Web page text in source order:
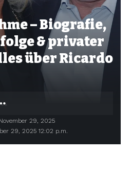
– Biografie,
& privater
über Ricardo
29, 2025 12:02 p.m.
29, 2025